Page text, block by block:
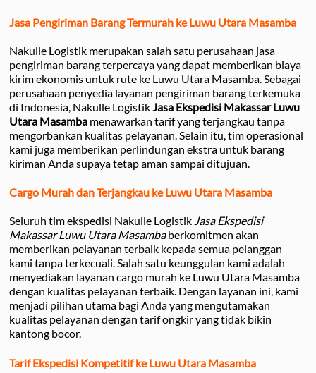
Jasa Pengiriman Barang Termurah ke Luwu Utara Masamba
Nakulle Logistik merupakan salah satu perusahaan jasa
pengiriman barang terpercaya yang dapat memberikan biaya
kirim ekonomis untuk rute ke Luwu Utara Masamba. Sebagai
perusahaan penyedia layanan pengiriman barang terkemuka
di Indonesia, Nakulle Logistik Jasa Ekspedisi Makassar Luwu
Utara Masamba menawarkan tarif yang terjangkau tanpa
mengorbankan kualitas pelayanan. Selain itu, tim operasional
kami juga memberikan perlindungan ekstra untuk barang
kiriman Anda supaya tetap aman sampai ditujuan.
Cargo Murah dan Terjangkau ke Luwu Utara Masamba
Seluruh tim ekspedisi Nakulle Logistik Jasa Ekspedisi
Makassar Luwu Utara Masambaberkomitmen akan
memberikan pelayanan terbaik kepada semua pelanggan
kami tanpa terkecuali. Salah satu keunggulan kami adalah
menyediakan layanan cargo murah ke Luwu Utara Masamba
dengan kualitas pelayanan terbaik. Dengan layanan ini, kami
menjadi pilihan utama bagi Anda yang mengutamakan
kualitas pelayanan dengan tarif ongkir yang tidak bikin
kantong bocor.
Tarif Ekspedisi Kompetitif ke Luwu Utara Masamba